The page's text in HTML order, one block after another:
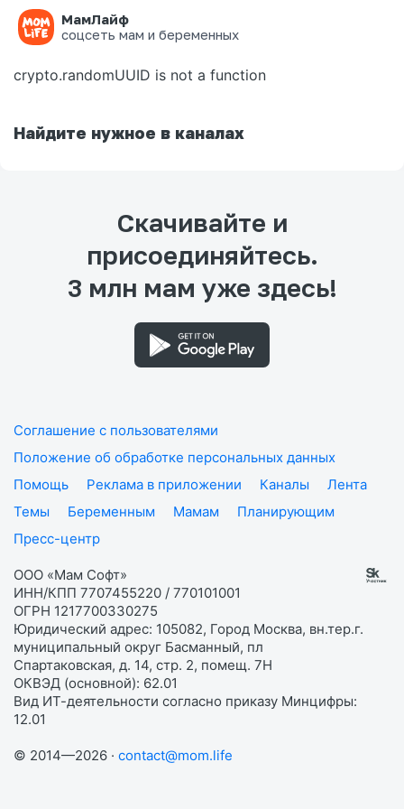
МамЛайф
соцсеть мам и беременных
Ошибка на странице
crypto.randomUUID is not a function
Найдите нужное в каналах
Скачивайте и
присоединяйтесь.
3 млн мам уже здесь!
Соглашение с пользователями
Положение об обработке персональных данных
Помощь
Реклама в приложении Каналы
Лента
Темы
Беременным Мамам
Планирующим
Пресс-центр
ООО «Мам Софт»
ИНН/КПП 7707455220 / 770101001
ОГРН 1217700330275
Юридический адрес: 105082, Город Москва, вн.тер.г.
муниципальный округ Басманный, пл
Спартаковская, д. 14, стр. 2, помещ. 7Н
ОКВЭД (основной): 62.01
Вид ИТ-деятельности согласно приказу Минцифры:
12.01
© 2014—2026 · contact@mom.life